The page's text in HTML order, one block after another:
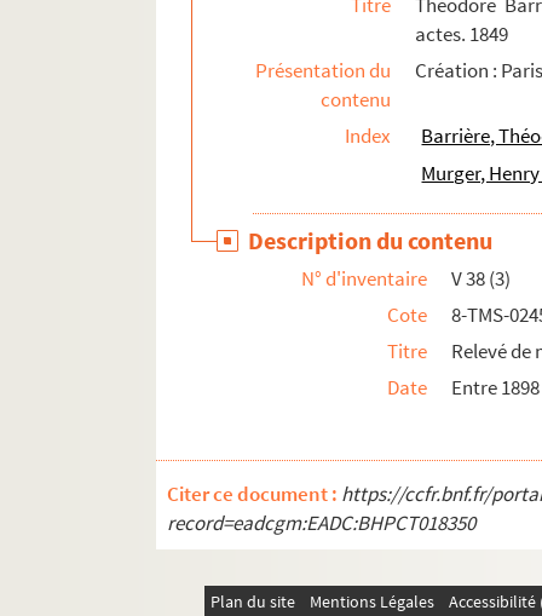
Léon Gandillot. La Villa Gaby : comédie en 3
Octave Feuillet. Le village : comédie en 1
Gabriele D'Annunzio. La ville morte :
82 plantations de décors relevées par Marc
Pierre Barbier. Vincenette : drame en 1 acte
Félix Gandéra, Claude Gével. Vingt ans,
Maurice Hennequin, Pierre Veber. Vingt
Germaine Lefrancq. Vingt-cinq ans de
Benjamin Lebreton et Saint-Paul. Vingt-
Fernand Nozière. Vingt-quatre heures de la
Seymour Hicks, Ashley Dukes. Vintage wine.
Han Ryner. La vipère : drame en 2 actes. 1918
John Boynton Priestley. Virage dangereux :
Michel André. Virginie : comédie en 3 actes.
actes. 1849
Présentation du
contenu
Création :
Index
Barrière,
Murger,
Description du contenu
N° d'inventaire
V 38 (3)
Cote
8-TMS-
Titre
Relevé de
Date
Entre
Citer ce document : https://ccfr.bnf.fr/
record=eadcgm:EADC:BHPCT018350
Plan du site Mentions Légales